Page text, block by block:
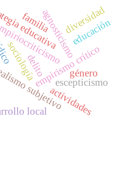
empirismo crítico
subjetivoescepticismo
agnosticismo
local
sociología
educación
educativa
familia diversidad
género
actividades
delito